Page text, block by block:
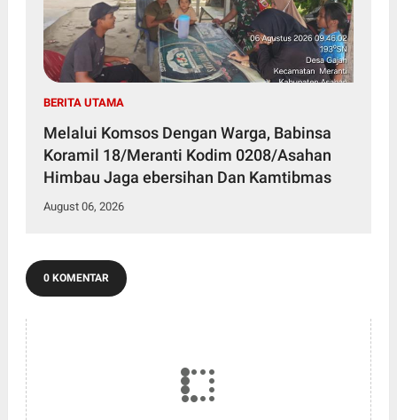
BERITA UTAMA
Melalui Komsos Dengan Warga, Babinsa
Koramil 18/Meranti Kodim 0208/Asahan
Himbau Jaga ebersihan Dan Kamtibmas
August 06, 2026
0 KOMENTAR